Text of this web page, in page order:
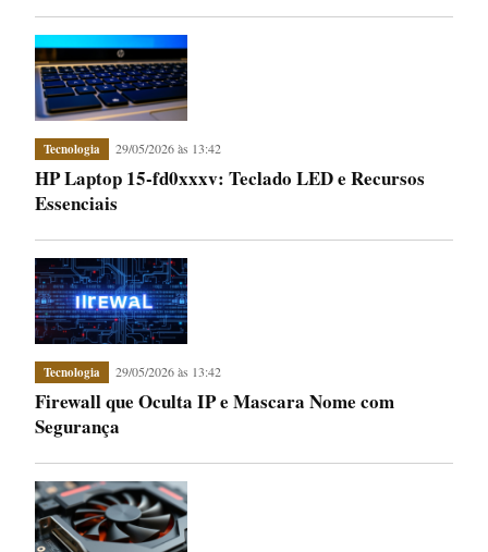
Tecnologia 29/05/2026 às 13:42
HP Laptop 15-fd0xxxv: Teclado LED e Recursos
Essenciais
Tecnologia 29/05/2026 às 13:42
Firewall que Oculta IP e Mascara Nome com
Segurança